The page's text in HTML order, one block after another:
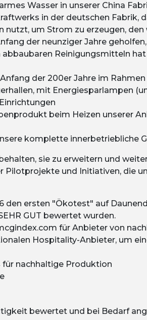
Wasser in unserer China
in der deutschen Fabrik,
um Strom zu erzeugen,
der neunziger Jahre
Reinigungsmitteln
der 200er Jahre im
mit Energiesparlampen
beim Heizen unserer
komplette innerbetriebliche
sie zu erweitern und
Pilotprojekte und Initiativen, die
ersten "Ökotest" auf
GUT bewertet wurden.
für Anbieter von
Hospitality-Anbieter, um
nachhaltige Produktion
bewertet und bei Bedarf